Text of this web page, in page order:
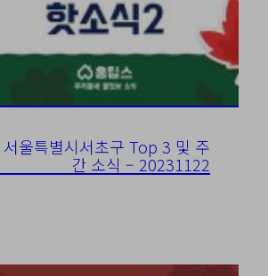
서울특별시서초구 Top 3 및 주
간 소식 – 20231122